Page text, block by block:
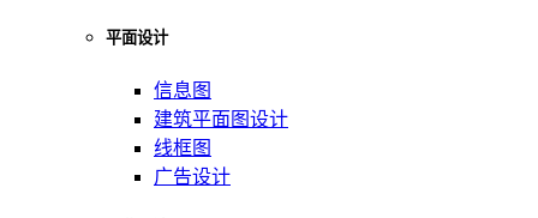
平面设计
信息图
建筑平面图设计
线框图
广告设计